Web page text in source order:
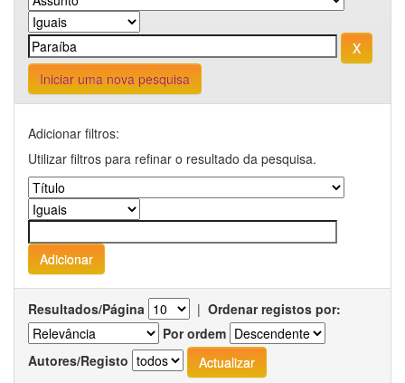
Iniciar uma nova pesquisa
Adicionar filtros:
Utilizar filtros para refinar o resultado da pesquisa.
Resultados/Página | Ordenar registos por:
Por ordem
Autores/Registo